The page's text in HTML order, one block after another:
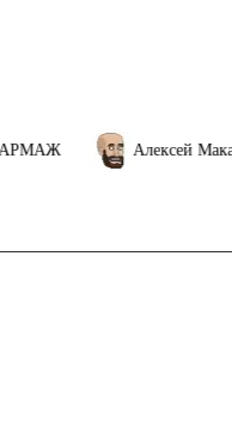
Алексей Макаренков